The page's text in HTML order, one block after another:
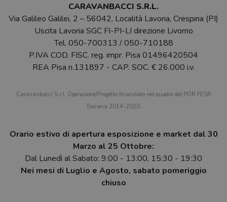
CARAVANBACCI S.R.L.
Via Galileo Galilei, 2 – 56042, Località Lavoria, Crespina (PI)
Uscita Lavoria SGC FI-PI-LI direzione Livorno
Tel. 050-700313 /050-710188
P.IVA COD. FISC. reg. impr. Pisa 01496420504
REA Pisa n.131897 - CAP. SOC. € 26.000 i.v.
Caravanbacci S.r.l. Operazione/Progetto finanziato nel quadro del POR FESR
Toscana 2014-2020.
Orario estivo di apertura esposizione e market dal 30
Marzo al 25 Ottobre:
Dal Lunedì al Sabato: 9:00 - 13:00, 15:30 - 19:30
Nei mesi di Luglio e Agosto, sabato pomeriggio
chiuso